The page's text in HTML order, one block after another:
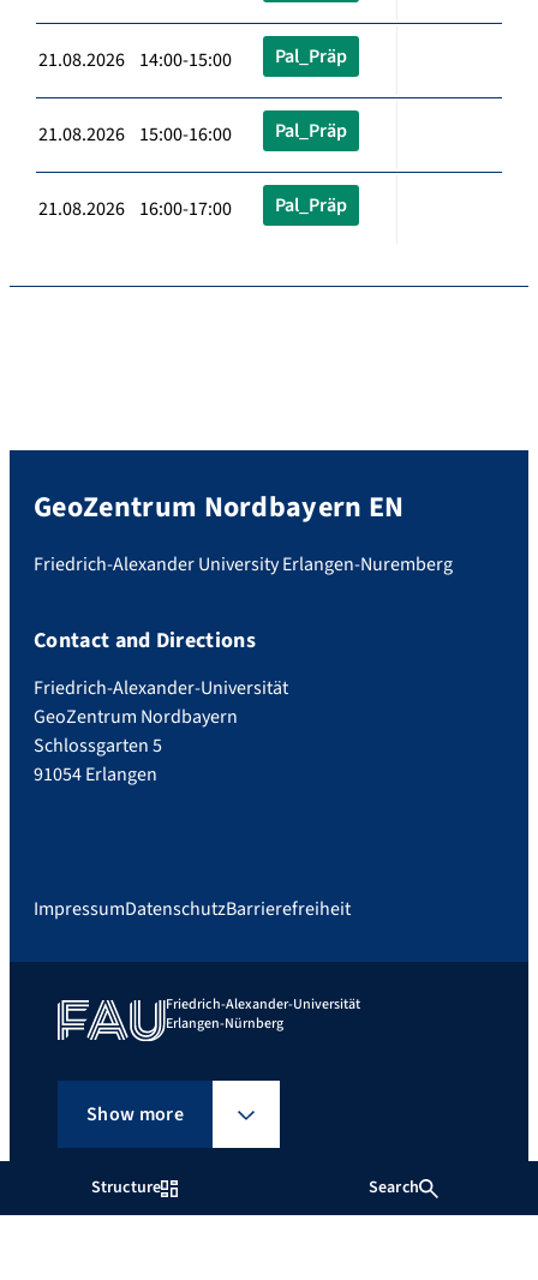
Structure Search
21.08.2026 14:00-15:00 Pal_Präp
21.08.2026 15:00-16:00 Pal_Präp
21.08.2026 16:00-17:00 Pal_Präp
GeoZentrum Nordbayern EN
Friedrich-Alexander University Erlangen-Nuremberg
Contact and Directions
Friedrich-Alexander-Universität
GeoZentrum Nordbayern
Schlossgarten 5
91054 Erlangen
ImpressumDatenschutzBarrierefreiheit
Friedrich-Alexander-Universität
Erlangen-Nürnberg
Show more